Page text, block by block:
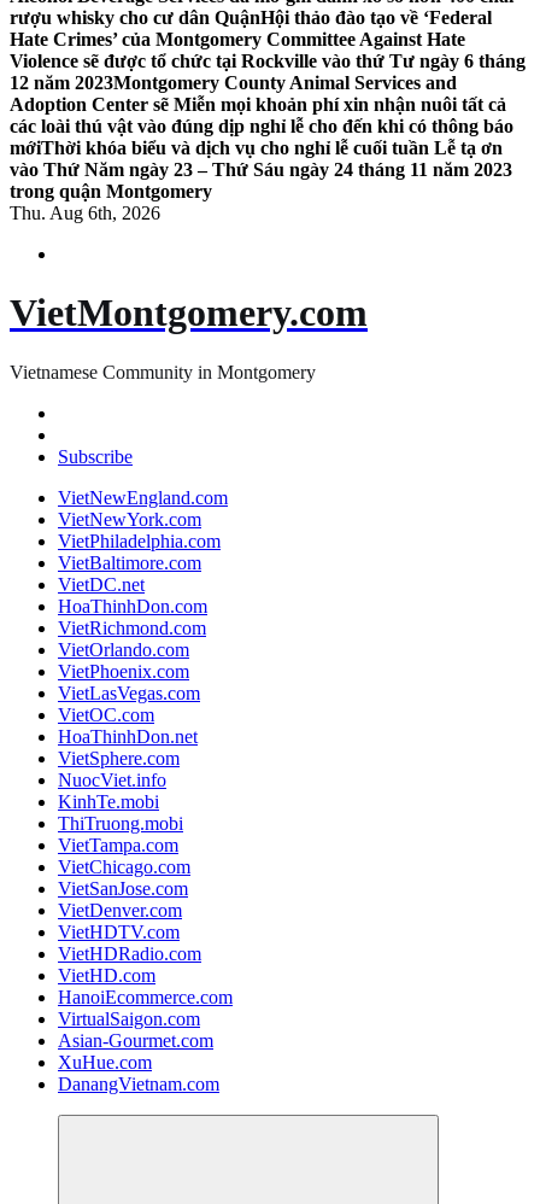
rượu whisky cho cư dân QuậnHội thảo đào tạo về ‘Federal
Hate Crimes’ của Montgomery Committee Against Hate
Violence sẽ được tổ chức tại Rockville vào thứ Tư ngày 6 tháng
12 năm 2023Montgomery County Animal Services and
Adoption Center sẽ Miễn mọi khoản phí xin nhận nuôi tất cả
các loài thú vật vào đúng dịp nghỉ lễ cho đến khi có thông báo
mớiThời khóa biểu và dịch vụ cho nghỉ lễ cuối tuần Lễ tạ ơn
vào Thứ Năm ngày 23 – Thứ Sáu ngày 24 tháng 11 năm 2023
trong quận Montgomery
Thu. Aug 6th, 2026
VietMontgomery.com
Vietnamese Community in Montgomery
Subscribe
VietNewEngland.com
VietNewYork.com
VietPhiladelphia.com
VietBaltimore.com
VietDC.net
HoaThinhDon.com
VietRichmond.com
VietOrlando.com
VietPhoenix.com
VietLasVegas.com
VietOC.com
HoaThinhDon.net
VietSphere.com
NuocViet.info
KinhTe.mobi
ThiTruong.mobi
VietTampa.com
VietChicago.com
VietSanJose.com
VietDenver.com
VietHDTV.com
VietHDRadio.com
VietHD.com
HanoiEcommerce.com
VirtualSaigon.com
Asian-Gourmet.com
XuHue.com
DanangVietnam.com